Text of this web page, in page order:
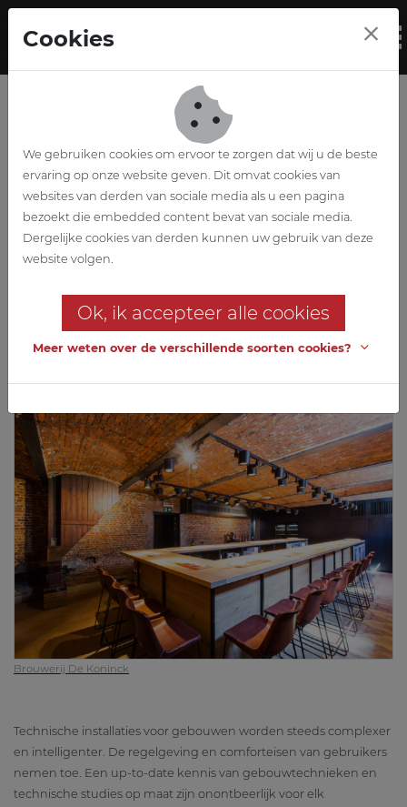
Skip to main content
Technieken
technieken, volgens je wensen
en budget
Brouwerij De Koninck
Technische installaties voor gebouwen worden steeds complexer
en intelligenter. De regelgeving en comforteisen van gebruikers
nemen toe. Een up-to-date kennis van gebouwtechnieken en
technische studies op maat zijn onontbeerlijk voor elk
Cookies
We gebruiken cookies om ervoor te zorgen dat wij u de beste
ervaring op onze website geven. Dit omvat cookies van
websites van derden van sociale media als u een pagina
bezoekt die embedded content bevat van sociale media.
Dergelijke cookies van derden kunnen uw gebruik van deze
website volgen.
Ok, ik accepteer alle cookies
Meer weten over de verschillende soorten cookies?